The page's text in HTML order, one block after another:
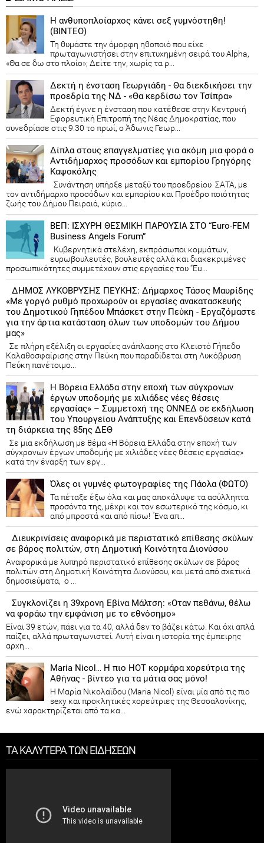
Η ανθυποπλοίαρχος κάνει σεξ γυμνόστηθη!
(ΒΙΝΤΕΟ)
Τη θυμάστε την όμορφη ηθοποιό που είχε
πρωταγωνιστήσει στην επιτυχημένη σειρά του Alpha,
«Θα σε δω στο πλοίο»; Δείτε την, χωρίς τα ρ...
Δεκτή η ένσταση Γεωργιάδη - Θα διεκδικήσει την
προεδρία της ΝΔ - «Θα κερδίσω τον Τσίπρα»
Δεκτή έγινε η ένσταση που κατέθεσε στην Κεντρική
Εφορευτική Επιτροπή της Νέας Δημοκρατίας, που
συνεδρίασε στις 9.30 το πρωί, ο Άδωνις Γεωρ...
Δίπλα στους επαγγελματίες για ακόμη μια φορά ο
Αντιδήμαρχος προσόδων και εμπορίου Γρηγόρης
Καψοκόλης
Συνάντηση υπήρξε μεταξύ του προεδρείου ΣΑΤΑ, με
τον αντιδήμαρχο προσόδων και εμπορίου και Προέδρο ποιότητας
ζωής του Δήμου Πειραιά, κύριο...
ΒΕΠ: ΙΣΧΥΡΗ ΘΕΣΜΙΚΗ ΠΑΡΟΥΣΙΑ ΣΤΟ “Euro-FEM
Business Angels Forum”
Κυβερνητικά στελέχη, εκπρόσωποι κομμάτων,
ευρωβουλευτές, βουλευτές αλλά και διακεκριμένες
προσωπικότητες συμμετέχουν στις εργασίες του “Eu...
ΔΗΜΟΣ ΛΥΚΟΒΡΥΣΗΣ ΠΕΥΚΗΣ: Δήμαρχος Τάσος Μαυρίδης
«Με γοργό ρυθμό προχωρούν οι εργασίες ανακατασκευής
του Δημοτικού Γηπέδου Μπάσκετ στην Πεύκη - Εργαζόμαστε
για την άρτια κατάσταση όλων των υποδομών του Δήμου
μας»
Σε πλήρη εξέλιξη οι εργασίες ανάπλασης στο Κλειστό Γήπεδο
Καλαθοσφαίρισης στην Πεύκη που παραδίδεται στη Λυκόβρυση
Πεύκη πανέτοιμο...
Η Βόρεια Ελλάδα στην εποχή των σύγχρονων
έργων υποδομής με χιλιάδες νέες θέσεις
εργασίας» – Συμμετοχή της ΟΝΝΕΔ σε εκδήλωση
του Υπουργείου Ανάπτυξης και Επενδύσεων κατά
τη διάρκεια της 85ης ΔΕΘ
Σε μια εκδήλωση με θέμα «Η Βόρεια Ελλάδα στην εποχή των
σύγχρονων έργων υποδομής με χιλιάδες νέες θέσεις εργασίας»
κατά την έναρξη των εργ...
Όλες οι γυμνές φωτογραφίες της Πάολα (ΦΩΤΟ)
Τα πέταξε έξω όλα και μας αποκάλυψε τα ασύλληπτα
προσόντα της, μέχρι και τον εσωτερικό της κόσμο, κι
από μπροστά και από πίσω! Ένα απ...
Διευκρινίσεις αναφορικά με περιστατικό επίθεσης σκύλων
σε βάρος πολιτών, στη Δημοτική Κοινότητα Διονύσου
Αναφορικά με λυπηρό περιστατικό επίθεσης σκύλων σε βάρος
πολιτών στη Δημοτική Κοινότητα Διονύσου, και μετά από σχετικά
δημοσιεύματα, ο ...
Συγκλονίζει η 39χρονη Εβίνα Μάλτση: «Οταν πεθάνω, θέλω
να φοράω την εμφάνιση με το εθνόσημο»
Είναι 39 ετών, πάει για τα 40, αλλά δεν το βάζει κάτω. Και όχι απλά
παίζει, αλλά πρωταγωνιστεί. Αυτή είναι η ιστορία της έμπειρης
αρχη...
Maria Nicol… Η πιο HOT κορμάρα χορεύτρια της
Αθήνας - βίντεο για τα μάτια σας μόνο!
Η Μαρία Νικολαϊδου (Maria Nicol) είναι μία από τις πιο
sexy και προκλητικές χορεύτριες της Θεσσαλονίκης,
ενώ χαρακτηρίζεται από τα κα...
ΤΑ ΚΑΛΥΤΕΡΑ ΤΩΝ ΕΙΔΗΣΕΩΝ